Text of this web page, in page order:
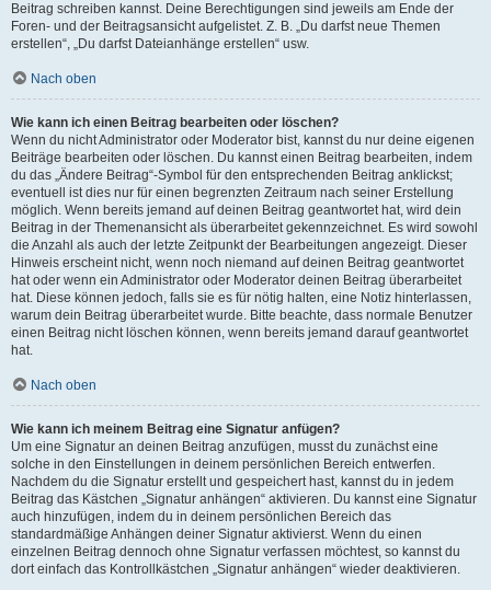
Beitrag schreiben kannst. Deine Berechtigungen sind jeweils am Ende der
Foren- und der Beitragsansicht aufgelistet. Z. B. „Du darfst neue Themen
erstellen“, „Du darfst Dateianhänge erstellen“ usw.
Nach oben
Wie kann ich einen Beitrag bearbeiten oder löschen?
Wenn du nicht Administrator oder Moderator bist, kannst du nur deine eigenen
Beiträge bearbeiten oder löschen. Du kannst einen Beitrag bearbeiten, indem
du das „Ändere Beitrag“-Symbol für den entsprechenden Beitrag anklickst;
eventuell ist dies nur für einen begrenzten Zeitraum nach seiner Erstellung
möglich. Wenn bereits jemand auf deinen Beitrag geantwortet hat, wird dein
Beitrag in der Themenansicht als überarbeitet gekennzeichnet. Es wird sowohl
die Anzahl als auch der letzte Zeitpunkt der Bearbeitungen angezeigt. Dieser
Hinweis erscheint nicht, wenn noch niemand auf deinen Beitrag geantwortet
hat oder wenn ein Administrator oder Moderator deinen Beitrag überarbeitet
hat. Diese können jedoch, falls sie es für nötig halten, eine Notiz hinterlassen,
warum dein Beitrag überarbeitet wurde. Bitte beachte, dass normale Benutzer
einen Beitrag nicht löschen können, wenn bereits jemand darauf geantwortet
hat.
Nach oben
Wie kann ich meinem Beitrag eine Signatur anfügen?
Um eine Signatur an deinen Beitrag anzufügen, musst du zunächst eine
solche in den Einstellungen in deinem persönlichen Bereich entwerfen.
Nachdem du die Signatur erstellt und gespeichert hast, kannst du in jedem
Beitrag das Kästchen „Signatur anhängen“ aktivieren. Du kannst eine Signatur
auch hinzufügen, indem du in deinem persönlichen Bereich das
standardmäßige Anhängen deiner Signatur aktivierst. Wenn du einen
einzelnen Beitrag dennoch ohne Signatur verfassen möchtest, so kannst du
dort einfach das Kontrollkästchen „Signatur anhängen“ wieder deaktivieren.